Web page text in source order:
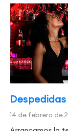
14 de febrero de